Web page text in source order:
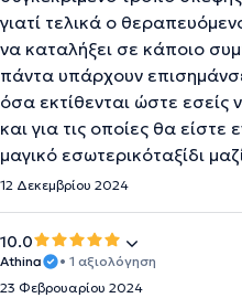
γιατί τελικά ο
να καταλήξει σε κάποιο
πάντα υπάρχουν
όσα εκτίθενται ώστε
και για τις οποίες θα
μαγικό εσωτερικόταξίδι
12 Δεκεμβρίου 2024
10.0
Athina
• 1 αξιολόγηση
23 Φεβρουαρίου 2024